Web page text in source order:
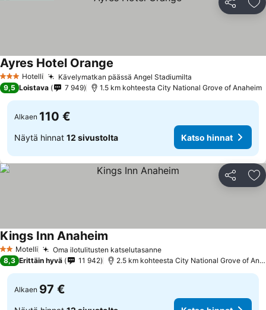
Jaa
3 Tähtiluokitus
Hotelli Kävelymatkan päässä Angel Stadiumilta
Ayres Hotel Orange
9,5 Loistava 7 949 1.5 km kohteesta City National Grove of Anaheim
Alkaen 110 €
Näytä hinnat 12 sivustolta Katso hinnat
Jaa
2 Tähtiluokitus
Motelli Oma ilotulitusten katselutasanneKatso hinnat
Kings Inn Anaheim
8,3 Erittäin hyvä 11 942 2.5 km kohteesta City National Grove of
Alkaen 97 €